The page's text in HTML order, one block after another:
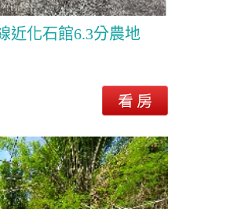
近化石館6.3分農地